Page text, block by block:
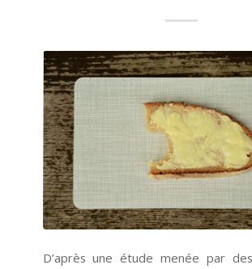
D’après une étude menée par